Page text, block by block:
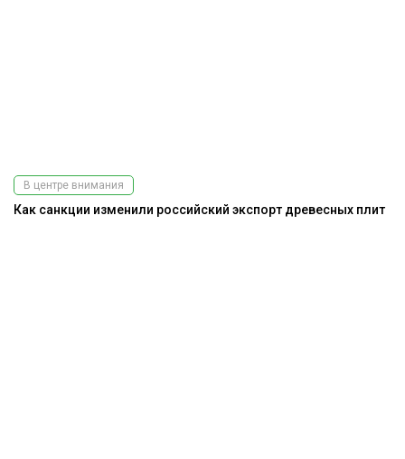
В центре внимания
Как санкции изменили российский экспорт древесных плит